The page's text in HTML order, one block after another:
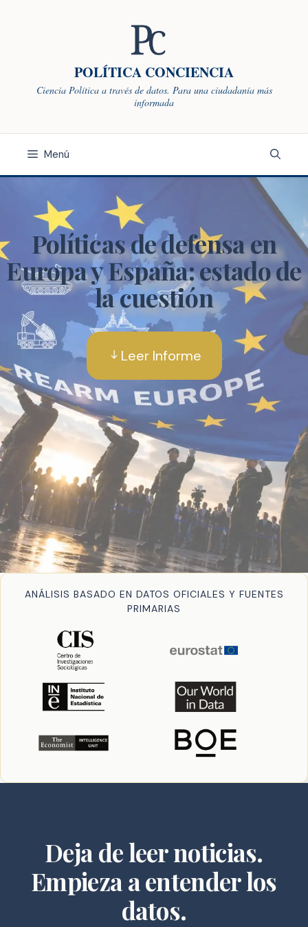
POLÍTICA CONCIENCIA
Ciencia Política a través de datos. Para una ciudadanía más
informada
Menú
Políticas de defensa en
Europa y España: estado de
la cuestión
Leer Informe
ANÁLISIS BASADO EN DATOS OFICIALES Y FUENTES
PRIMARIAS
Deja de leer noticias.
Empieza a entender los
datos.